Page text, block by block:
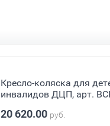
Кресло-коляска для
инвалидов ДЦП, арт.
20 620.00 руб.